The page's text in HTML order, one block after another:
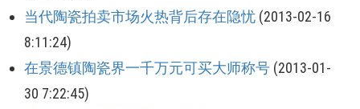
当代陶瓷拍卖市场火热背后存在隐忧 (2013-02-16
8:11:24)
在景德镇陶瓷界一千万元可买大师称号 (2013-01-
30 7:22:45)